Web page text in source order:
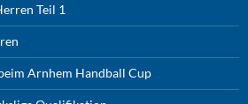
Teil 1
Arnhem Handball Cup